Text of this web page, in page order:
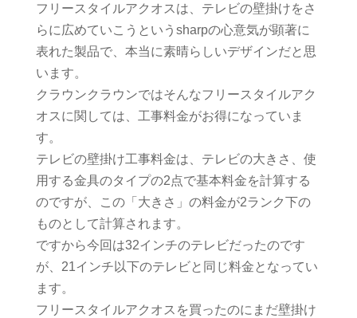
フリースタイルアクオスは、テレビの壁掛けをさ
らに広めていこうというsharpの心意気が顕著に
表れた製品で、本当に素晴らしいデザインだと思
います。
クラウンクラウンではそんなフリースタイルアク
オスに関しては、工事料金がお得になっていま
す。
テレビの壁掛け工事料金は、テレビの大きさ、使
用する金具のタイプの2点で基本料金を計算する
のですが、この「大きさ」の料金が2ランク下の
ものとして計算されます。
ですから今回は32インチのテレビだったのです
が、21インチ以下のテレビと同じ料金となってい
ます。
フリースタイルアクオスを買ったのにまだ壁掛け